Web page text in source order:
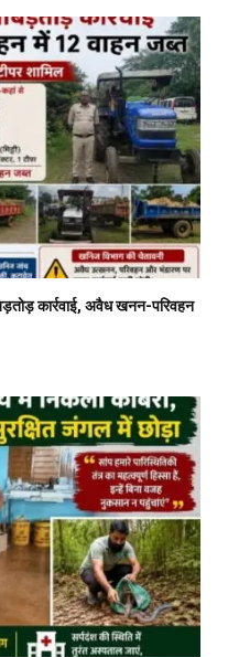
कार्रवाई, अवैध खनन-परिवहन